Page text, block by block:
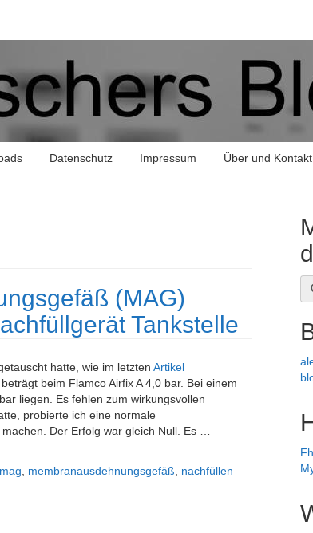
Datenschutz Impressum Über und Kontakt
(MAG)
Tankstelle
hatte, wie im letzten Artikel
beim Flamco Airfix A 4,0 bar. Bei einem
liegen. Es fehlen zum wirkungsvollen
probierte ich eine normale
Der Erfolg war gleich Null. Es …
mag membranausdehnungsgefäß
nachfüllen